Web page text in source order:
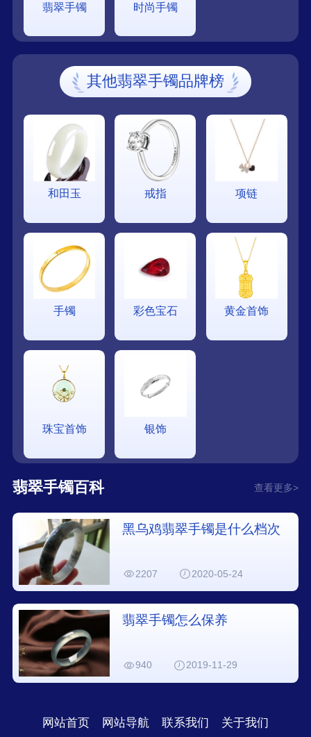
翡翠手镯 时尚手镯
其他翡翠手镯品牌榜
和田玉 戒指 项链
手镯 彩色宝石 黄金首饰
珠宝首饰 银饰
翡翠手镯百科 查看更多>
黑乌鸡翡翠手镯是什么档次
2207 2020-05-24
翡翠手镯怎么保养
940 2019-11-29
网站首页 网站导航 联系我们 关于我们